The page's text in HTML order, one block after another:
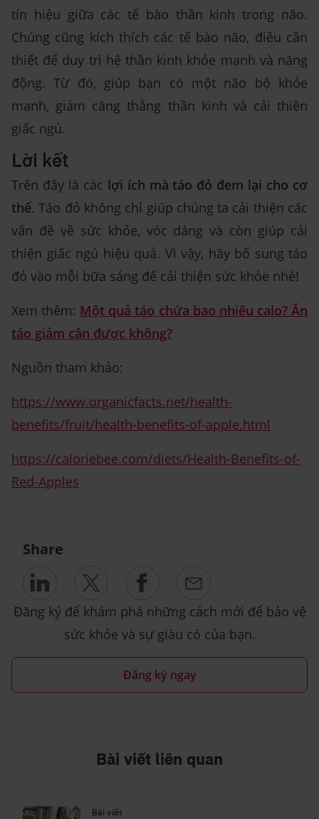
tín hiệu giữa các tế bào thần kinh trong não.
Chúng cũng kích thích các tế bào não, điều cần
thiết để duy trì hệ thần kinh khỏe mạnh và năng
động. Từ đó, giúp bạn có một não bộ khỏe
mạnh, giảm căng thẳng thần kinh và cải thiện
giấc ngủ.
Lời kết
Trên đây là các lợi ích mà táo đỏ đem lại cho cơ
thể. Táo đỏ không chỉ giúp chúng ta cải thiện các
vấn đề về sức khỏe, vóc dáng và còn giúp cải
thiện giấc ngủ hiệu quả. Vì vậy, hãy bổ sung táo
đỏ vào mỗi bữa sáng để cải thiện sức khỏe nhé!
Xem thêm: Một quả táo chứa bao nhiêu calo? Ăn
táo giảm cân được không?
Nguồn tham khảo:
https://www.organicfacts.net/health-
benefits/fruit/health-benefits-of-apple.html
https://caloriebee.com/diets/Health-Benefits-of-
Red-Apples
Share
Đăng ký để khám phá những cách mới để bảo vệ
sức khỏe và sự giàu có của bạn.
Đăng ký ngay
Bài viết liên quan
Bài viết